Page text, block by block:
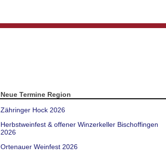
Neue Termine Region
Zähringer Hock 2026
Herbstweinfest & offener Winzerkeller Bischoffingen
2026
Ortenauer Weinfest 2026